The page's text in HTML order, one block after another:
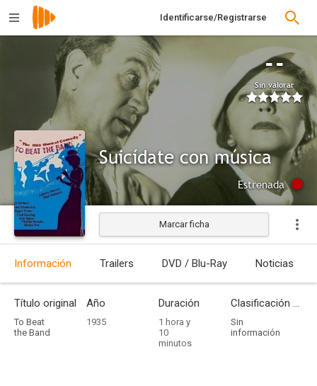
Identificarse/Registrarse
--
Sin valorar
Suicídate con música
Estrenada
Marcar ficha
Información Trailers DVD / Blu-Ray Noticias
Título original
To Beat
the Band
Año
1935
Duración
1 hora y
10
minutos
Clasificación por edades
Sin
información